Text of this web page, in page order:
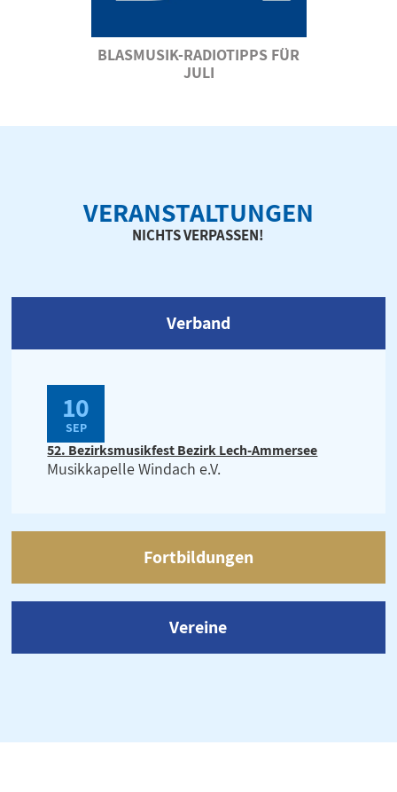
BLASMUSIK-RADIOTIPPS FÜR
JULI
VERANSTALTUNGEN
NICHTS VERPASSEN!
Verband
10
SEP
52. Bezirksmusikfest Bezirk Lech-Ammersee
Musikkapelle Windach e.V.
Fortbildungen
Vereine